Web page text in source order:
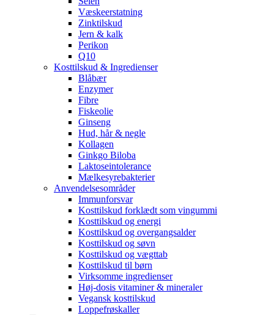
Væskeerstatning
Zinktilskud
Jern & kalk
Perikon
Q10
Kosttilskud & Ingredienser
Blåbær
Enzymer
Fibre
Fiskeolie
Ginseng
Hud, hår & negle
Kollagen
Ginkgo Biloba
Laktoseintolerance
Mælkesyrebakterier
Anvendelsesområder
Immunforsvar
Kosttilskud forklædt som vingummi
Kosttilskud og energi
Kosttilskud og overgangsalder
Kosttilskud og søvn
Kosttilskud og vægttab
Kosttilskud til børn
Virksomme ingredienser
Høj-dosis vitaminer & mineraler
Vegansk kosttilskud
Loppefrøskaller